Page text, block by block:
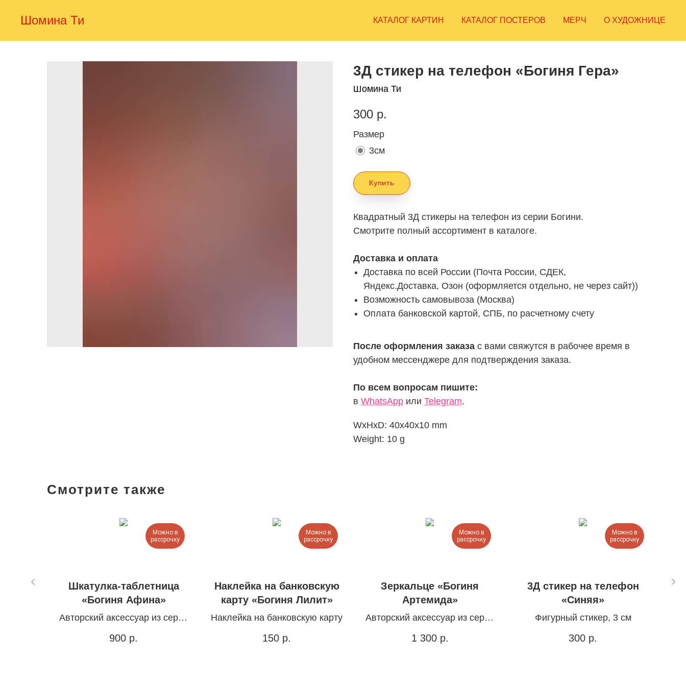
Шомина Ти КАТАЛОГ КАРТИН КАТАЛОГ ПОСТЕРОВ МЕРЧ О ХУДОЖНИЦЕ
3Д стикер на телефон «Богиня Гера»
Шомина Ти
300 р.
Размер
3см
Купить
Квадратный 3Д стикеры на телефон из серии Богини.
Смотрите полный ассортимент в каталоге.
Доставка и оплата
Доставка по всей России (Почта России, СДЕК,
Яндекс.Доставка, Озон (оформляется отдельно, не через сайт))
Возможность самовывоза (Москва)
Оплата банковской картой, СПБ, по расчетному счету
После оформления заказа с вами свяжутся в рабочее время в
удобном мессенджере для подтверждения заказа.
По всем вопросам пишите:
в WhatsApp или Telegram.
WxHxD: 40x40x10 mm
Weight: 10 g
Смотрите также
Можно в
рассрочку
Шкатулка-таблетница
«Богиня Афина»
Авторский аксессуар из серии
900 р.
Можно в
рассрочку
Наклейка на банковскую
карту «Богиня Лилит»
Наклейка на банковскую карту
150 р.
Можно в
рассрочку
Зеркальце «Богиня
Артемида»
Авторский аксессуар из серии
1 300 р.
Можно в
рассрочку
3Д стикер на телефон
«Синяя»
Фигурный стикер, 3 см
300 р.